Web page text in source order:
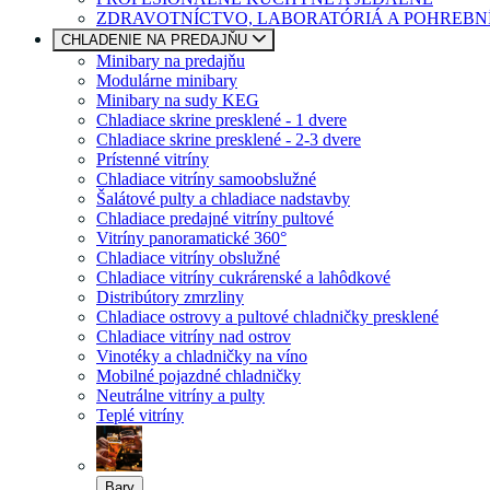
ZDRAVOTNÍCTVO, LABORATÓRIÁ A
CHLADENIE NA PREDAJŇU
Minibary na predajňu
Modulárne minibary
Minibary na sudy KEG
Chladiace skrine presklené - 1 dvere
Chladiace skrine presklené - 2-3 dvere
Prístenné vitríny
Chladiace vitríny samoobslužné
Šalátové pulty a chladiace nadstavby
Chladiace predajné vitríny pultové
Vitríny panoramatické 360°
Chladiace vitríny obslužné
Chladiace vitríny cukrárenské a lahôdkové
Distribútory zmrzliny
Chladiace ostrovy a pultové chladničky presklené
Chladiace vitríny nad ostrov
Vinotéky a chladničky na víno
Mobilné pojazdné chladničky
Neutrálne vitríny a pulty
Teplé vitríny